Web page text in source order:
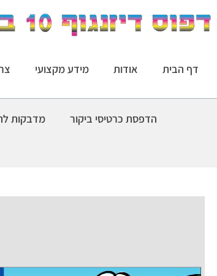
דף הבית אודות מידע מקצועי
הדפסת כרטיסי ביקור מדבקות